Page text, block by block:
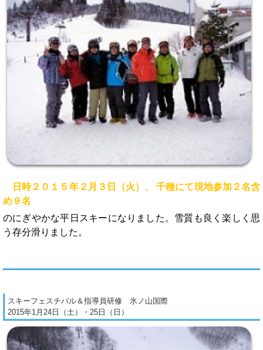
日時２０１５年２月３日（火）、 千種にて現地参加２名含
め９名
のにぎやかな平日スキーになりました。雪質も良く楽しく思
う存分滑りました。
スキーフェスチバル＆指導員研修 氷ノ山国際
2015年1月24日（土）・25日（日）